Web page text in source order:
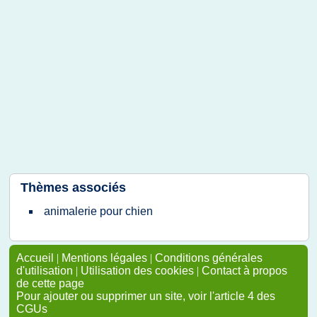
Thèmes associés
animalerie pour chien
Accueil | Mentions légales | Conditions générales
d'utilisation | Utilisation des cookies | Contact à propos
de cette page
Pour ajouter ou supprimer un site, voir l'article 4 des
CGUs